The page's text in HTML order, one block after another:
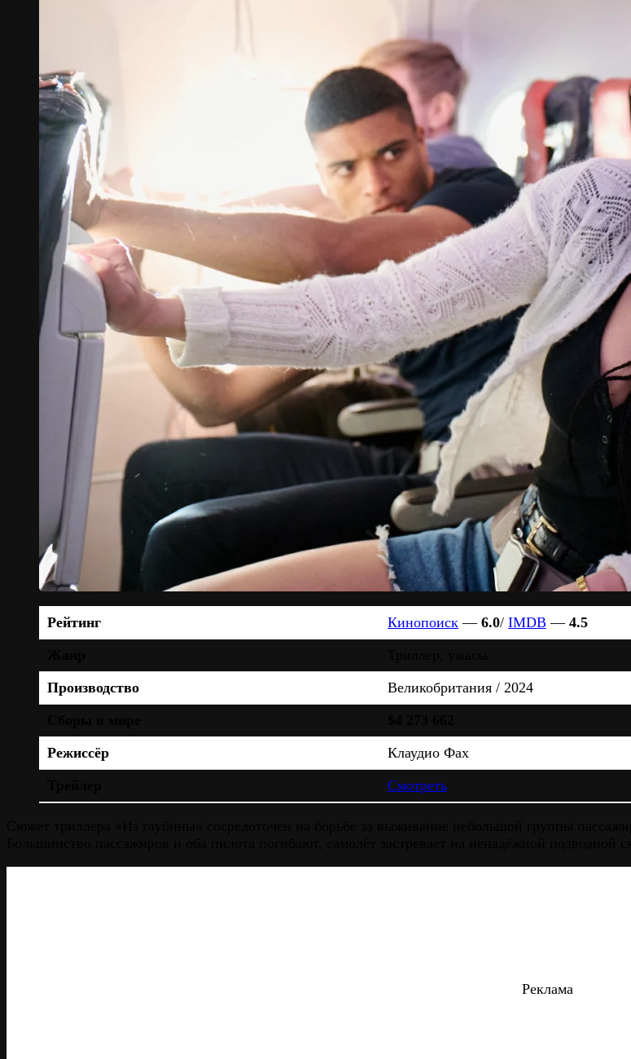
Рейтинг Кинопоиск — 6.0/ IMDB — 4.5
Производство
Великобритания / 2024
Режиссёр
Клаудио Фах
Смотреть
Реклама